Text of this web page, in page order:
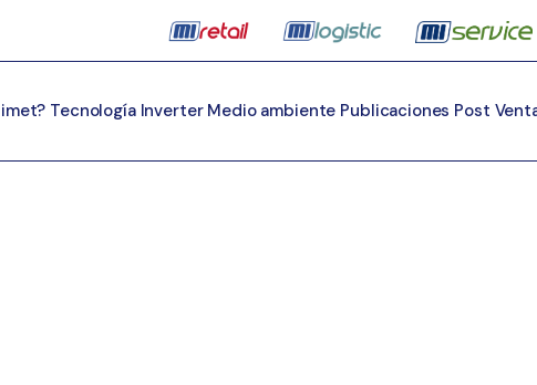
Tecnología Inverter Medio ambiente Publicaciones Post